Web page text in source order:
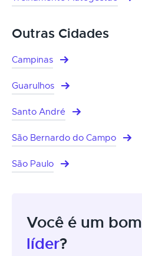
Outras Cidades
Campinas
Guarulhos
Santo André
São Bernardo do Campo
São Paulo
Você é um bom
líder?